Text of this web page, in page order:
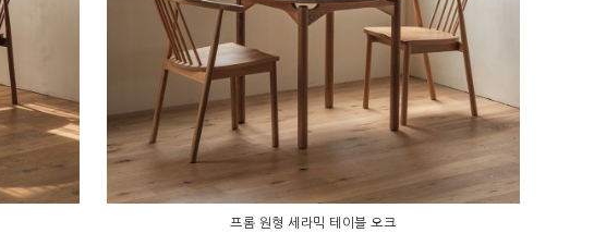
프롬 원형 세라믹 테이블 오크